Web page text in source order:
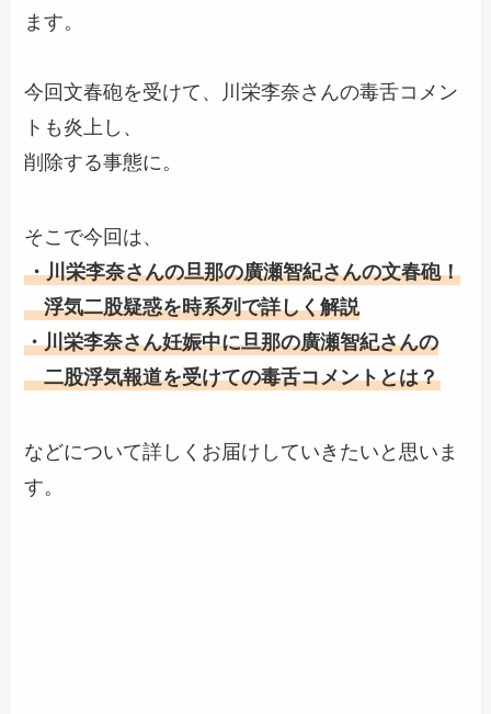
ます。
今回文春砲を受けて、川栄李奈さんの毒舌コメン
トも炎上し、
削除する事態に。
そこで今回は、
・川栄李奈さんの旦那の廣瀬智紀さんの文春砲！
浮気二股疑惑を時系列で詳しく解説
・川栄李奈さん妊娠中に旦那の廣瀬智紀さんの
二股浮気報道を受けての毒舌コメントとは？
などについて詳しくお届けしていきたいと思いま
す。